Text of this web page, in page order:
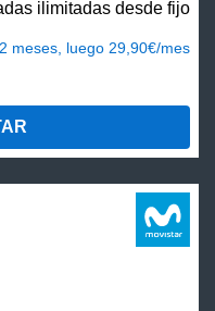
ilimitadas desde fijo
meses, luego 29,90€/mes